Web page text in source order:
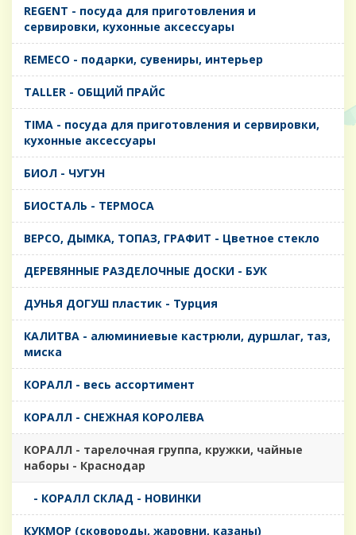
REGENT - посуда для приготовления и
сервировки, кухонные аксессуары
REMECO - подарки, сувениры, интерьер
TALLER - ОБЩИЙ ПРАЙС
TIMA - посуда для приготовления и сервировки,
кухонные аксессуары
БИОЛ - ЧУГУН
БИОСТАЛЬ - ТЕРМОСА
ВЕРСО, ДЫМКА, ТОПАЗ, ГРАФИТ - Цветное стекло
ДЕРЕВЯННЫЕ РАЗДЕЛОЧНЫЕ ДОСКИ - БУК
ДУНЬЯ ДОГУШ пластик - Турция
КАЛИТВА - алюминиевые кастрюли, дуршлаг, таз,
миска
КОРАЛЛ - весь ассортимент
КОРАЛЛ - СНЕЖНАЯ КОРОЛЕВА
КОРАЛЛ - тарелочная группа, кружки, чайные
наборы - Краснодар
- КОРАЛЛ СКЛАД - НОВИНКИ
КУКМОР (сковороды, жаровни, казаны)